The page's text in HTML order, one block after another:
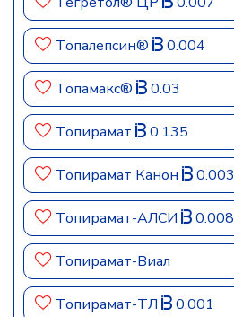
Топалепсин® 0.004
Топамакс® 0.03
Топирамат 0.135
Топирамат Канон 0.003
Топирамат-АЛСИ 0.008
Топирамат-Виал
Топирамат-ТЛ 0.001